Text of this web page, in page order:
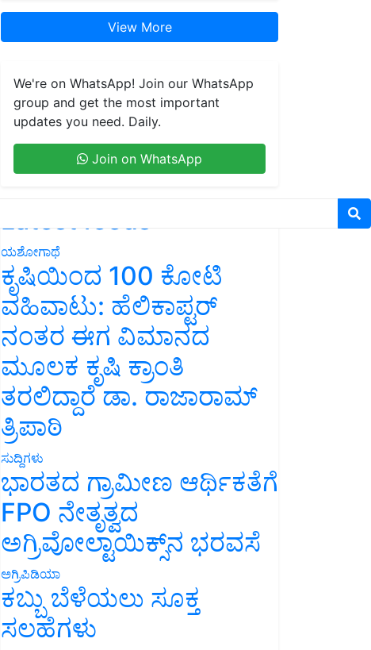
View More
We're on WhatsApp! Join our WhatsApp
group and get the most important
updates you need. Daily.
Join on WhatsApp
Latest feeds
ಯಶೋಗಾಥೆ
ಕೃಷಿಯಿಂದ 100 ಕೋಟಿ
ವಹಿವಾಟು: ಹೆಲಿಕಾಪ್ಟರ್
ನಂತರ ಈಗ ವಿಮಾನದ
ಮೂಲಕ ಕೃಷಿ ಕ್ರಾಂತಿ
ತರಲಿದ್ದಾರೆ ಡಾ. ರಾಜಾರಾಮ್
ತ್ರಿಪಾಠಿ
ಸುದ್ದಿಗಳು
ಭಾರತದ ಗ್ರಾಮೀಣ ಆರ್ಥಿಕತೆಗೆ
FPO ನೇತೃತ್ವದ
ಅಗ್ರಿವೋಲ್ಟಾಯಿಕ್ಸ್‌ನ ಭರವಸೆ
ಅಗ್ರಿಪಿಡಿಯಾ
ಕಬ್ಬು ಬೆಳೆಯಲು ಸೂಕ್ತ
ಸಲಹೆಗಳು